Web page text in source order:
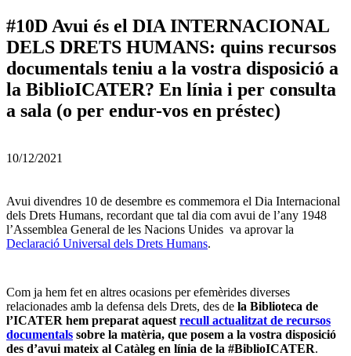
#10D Avui és el DIA INTERNACIONAL
DELS DRETS HUMANS: quins recursos
documentals teniu a la vostra disposició a
la BiblioICATER? En línia i per consulta
a sala (o per endur-vos en préstec)
10/12/2021
Avui divendres 10 de desembre es commemora el Dia Internacional
dels Drets Humans, recordant que tal dia com avui de l’any 1948
l’Assemblea General de les Nacions Unides va aprovar la
Declaració Universal dels Drets Humans.
Com ja hem fet en altres ocasions per efemèrides diverses
relacionades amb la defensa dels Drets, des de la Biblioteca de
l’ICATER hem preparat aquest recull actualitzat de recursos
documentals sobre la matèria, que posem a la vostra disposició
des d’avui mateix al Catàleg en línia de la #BiblioICATER.